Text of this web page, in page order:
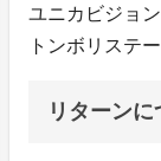
ユニカビジョ
トンボリステ
リターンに